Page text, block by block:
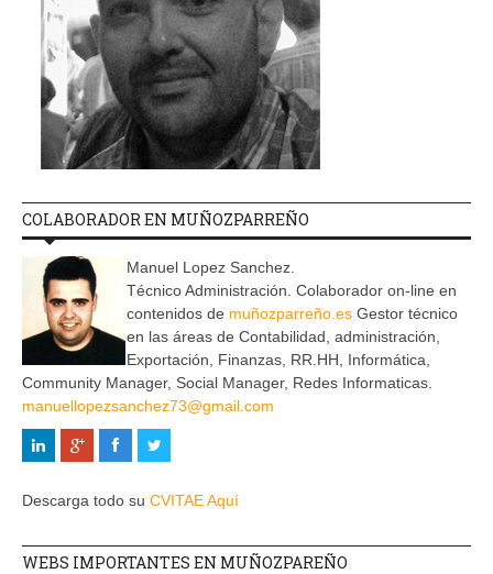
COLABORADOR EN MUÑOZPARREÑO
Manuel Lopez Sanchez.
Técnico Administración. Colaborador on-line en
contenidos de muñozparreño.es Gestor técnico
en las áreas de Contabilidad, administración,
Exportación, Finanzas, RR.HH, Informática,
Community Manager, Social Manager, Redes Informaticas.
manuellopezsanchez73@gmail.com
Descarga todo su CVITAE Aquí
WEBS IMPORTANTES EN MUÑOZPAREÑO